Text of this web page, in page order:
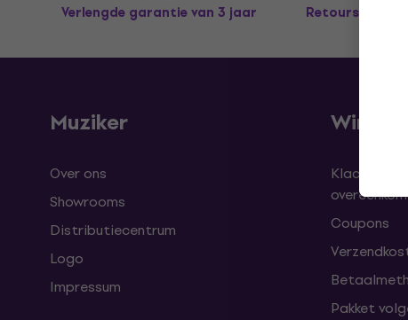
Verlengde garantie van 3 jaar Retours tot
Muziker
Over ons
Showrooms
Distributiecentrum
Logo
Impressum
Winkelen
Klachten
Coupons
Pakket